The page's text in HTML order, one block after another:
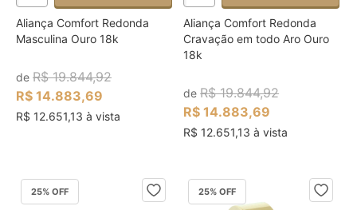
Aliança Comfort Redonda
Masculina Ouro 18k
de R$ 19.844,92
R$ 14.883,69
R$ 12.651,13 à vista
Aliança Comfort Redonda
Cravação em todo Aro Ouro
18k
deR$ 19.844,92
R$ 14.883,69
R$ 12.651,13 à vista
25% OFF 25% OFF